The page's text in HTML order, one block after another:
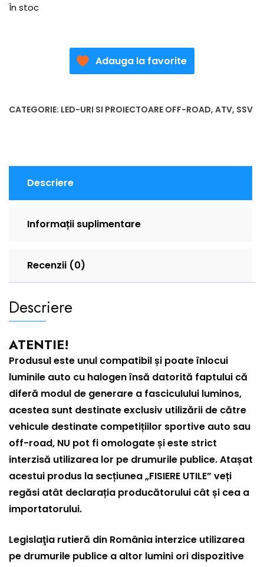
În stoc
Adauga la favorite
CATEGORIE: LED-URI SI PROIECTOARE OFF-ROAD, ATV, SSV
Descriere
Informații suplimentare
Recenzii (0)
Descriere
ATENTIE!
Produsul este unul compatibil și poate înlocui
luminile auto cu halogen însă datorită faptului că
diferă modul de generare a fasciculului luminos,
acestea sunt destinate exclusiv utilizării de către
vehicule destinate competițiilor sportive auto sau
off-road, NU pot fi omologate și este strict
interzisă utilizarea lor pe drumurile publice. Atașat
acestui produs la secțiunea „FISIERE UTILE” veți
regăsi atât declarația producătorului cât și cea a
importatorului.
Legislaţia rutieră din România interzice utilizarea
pe drumurile publice a altor lumini ori dispozitive